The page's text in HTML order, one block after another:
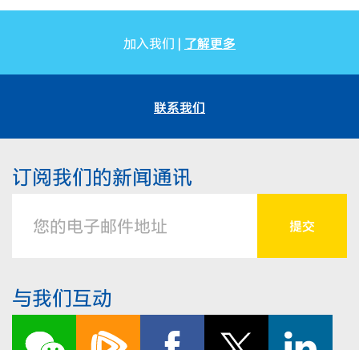
加入我们 | 了解更多
联系我们
订阅我们的新闻通讯
与我们互动